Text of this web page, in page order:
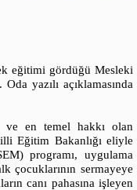
eğitimi gördüğü Mesleki
yazılı açıklamasında
ve en temel hakkı olan
Eğitim Bakanlığı eliyle
programı, uygulama
çocuklarının sermayeye
canı pahasına işleyen